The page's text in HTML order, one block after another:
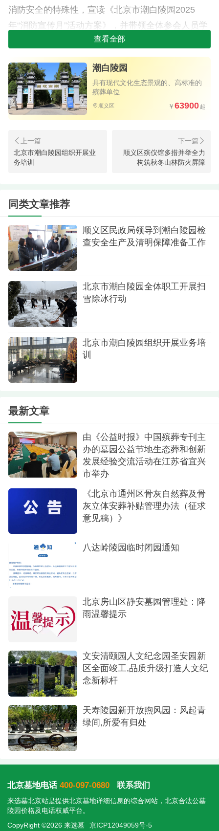
消防安全的特殊性，宣读《北京市潮白陵园2025
年“消防宣传月”活动方案》，并带领全体参会人员学
习《北京市潮白陵园消防安全应急预案》，明确应
急处置关键流程。最后，北京市潮白陵园党支部书
记作强调：一是要明确方案预案中的岗位职责；二
是规范安全记录的填写；三是强化日常用电安全管
理；四是清理墓区枯枝落叶防明火；五是及时维护
各项消防设备；六是要按标识停放电动车、自行
工较多，要加强施工安全管理。
消防演练
专题会议结束后，全体参会人员前往陵园指定
演练场地，开展实战化消防演练。汪主任现场进行
实操教学，详细讲解了灭火器“提、拔、握、压”的正
确使用方法，以及消防水带的连接、铺设技巧和注
行实操练习，在专业人员的指导下，逐一上手操作
灭火器扑救模拟火源、连接消防水带模拟灭火整个
演练过程紧张有序、分工协作，大家认真投入、相
互配合，切实掌握了基本的消防实操技能。
此次“119消防宣传月”主题活动的开展，有效提
升了潮白陵园全体职工的消防安全意识、责任意识
和应急处置能力，进一步完善了消防安全管理机
制。下一步，北京市潮白陵园将以此次消防宣传月
排查整治和应急演练活动，不断夯实消防安全工作
基础，全力守护陵园的和谐稳定与安宁。
查看全部
潮白陵园
具有现代文化生态景观的、高标准的
殡葬单位
顺义区 63900
北京市潮白陵园组织开展业
务培训
顺义区殡仪馆多措并举全力
构筑秋冬山林防火屏障
同类文章推荐
顺义区民政局领导到潮白陵园检
查安全生产及清明保障准备工作
北京市潮白陵园全体职工开展扫
雪除冰行动
北京市潮白陵园组织开展业务培
训
最新文章
由《公益时报》中国殡葬专刊主
办的墓园公益节地生态葬和创新
发展经验交流活动在江苏省宜兴
市举办
《北京市通州区骨灰自然葬及骨
灰立体安葬补贴管理办法（征求
意见稿）》
八达岭陵园临时闭园通知
北京房山区静安墓园管理处：降
雨温馨提示
文安清颐园人文纪念园圣安园新
区全面竣工,品质升级打造人文纪
念新标杆
天寿陵园新开放煦风园：风起青
绿间,所爱有归处
北京墓地电话 400-097-0680 联系我们
来选墓北京站是提供北京墓地详细信息的综合网站，北京合法公墓
陵园价格及电话权威平台。
CopyRight ©2026 来选墓
京ICP12049059号-5